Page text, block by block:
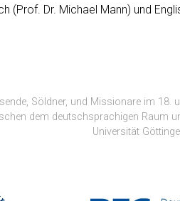
(Prof. Dr. Michael Mann) und
Söldner, und Missionare im 18.
dem deutschsprachigen Raum
Universität